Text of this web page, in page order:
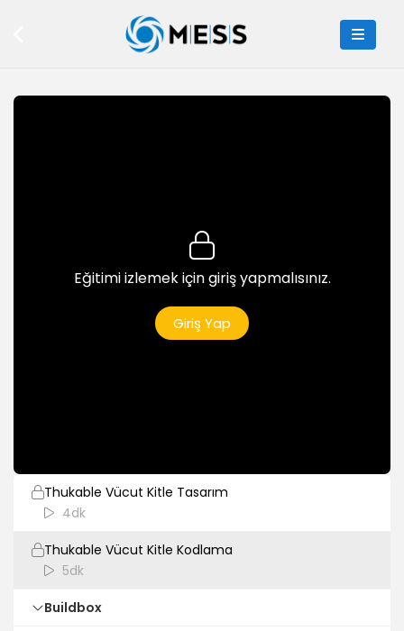
Eğitimi izlemek için giriş yapmalısınız.
Giriş Yap
Thunkable ile Gün içinde Hatırlatıcı
7dk
Thunkable Covid-19 ile İlgili Bilgilendirme Kitapçığı
15dk
Thunkable Covid-19 ile İlgili Bilgilendirme Kodlaması
Thukable Vücut Kitle Tasarım
4dk
Thukable Vücut Kitle Kodlama
5dk
Buildbox